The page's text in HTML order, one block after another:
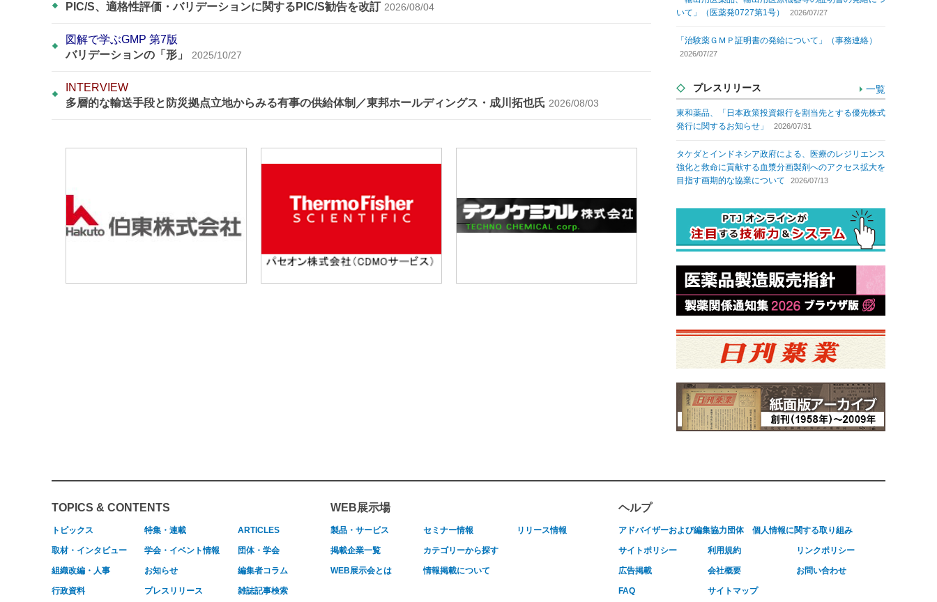
PIC/S、適格性評価・バリデーションに関するPIC/S勧告を改訂 2026/08/04
図解で学ぶGMP 第7版
バリデーションの「形」
2025/10/27
INTERVIEW
多層的な輸送手段と防災拠点立地からみる有事の供給体制／東邦ホールディングス・成川拓也氏 2026/08/03
いて」（医薬発0727第1号）
2026/07/27
「治験薬ＧＭＰ証明書の発給について」（事務連絡）
2026/07/27
プレスリリース 一覧
東和薬品、「日本政策投資銀行を割当先とする優先株式
発行に関するお知らせ」
2026/07/31
タケダとインドネシア政府による、医療のレジリエンス
強化と救命に貢献する血漿分画製剤へのアクセス拡大を
目指す画期的な協業について
2026/07/13
TOPICS & CONTENTS
トピックス 特集・連載 ARTICLES
取材・インタビュー 学会・イベント情報 団体・学会
組織改編・人事 お知らせ 編集者コラム
行政資料 プレスリリース 雑誌記事検索
WEB展示場
製品・サービス セミナー情報 リリース情報
掲載企業一覧 カテゴリーから探す
WEB展示会とは 情報掲載について
ヘルプ
アドバイザーおよび編集協力団体 個人情報に関する取り組み
サイトポリシー 利用規約 リンクポリシー
広告掲載 会社概要 お問い合わせ
FAQ サイトマップ